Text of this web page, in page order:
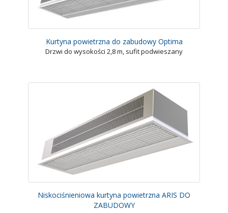
Kurtyna powietrzna do zabudowy Optima
Drzwi do wysokości 2,8 m, sufit podwieszany
Niskociśnieniowa kurtyna powietrzna ARIS DO
ZABUDOWY